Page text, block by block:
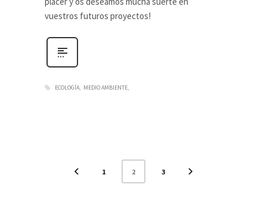
vuestros futuros proyectos!
ECOLOGÍA MEDIO AMBIENTE
1 2 3